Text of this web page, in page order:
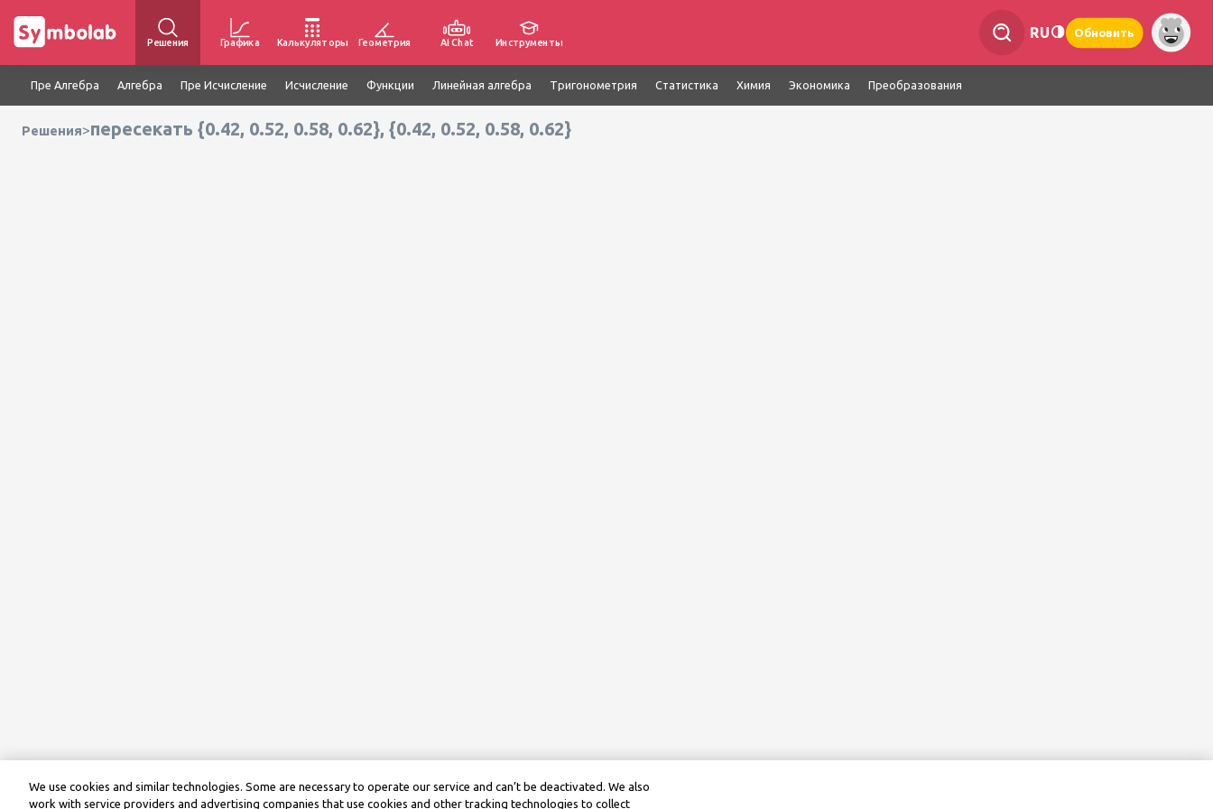
Решения Графика Калькуляторы Геометрия AI Chat Инструменты
RU Обновить
Пре Алгебра Алгебра Пре Исчисление Исчисление Функции Линейная алгебра Тригонометрия Статистика Химия Экономика Преобразования
Решения>пересекать {0.42, 0.52, 0.58, 0.62}, {0.42, 0.52, 0.58, 0.62}
We use cookies and similar technologies. Some are necessary to operate our service and can’t be deactivated. We also
work with service providers and advertising companies that use cookies and other tracking technologies to collect